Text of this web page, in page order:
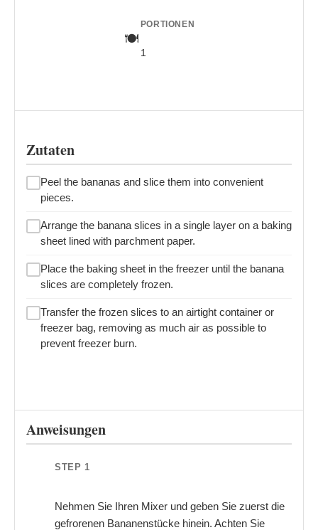
PORTIONEN
1
Zutaten
Peel the bananas and slice them into convenient
pieces.
Arrange the banana slices in a single layer on a baking
sheet lined with parchment paper.
Place the baking sheet in the freezer until the banana
slices are completely frozen.
Transfer the frozen slices to an airtight container or
freezer bag, removing as much air as possible to
prevent freezer burn.
Anweisungen
STEP 1
Nehmen Sie Ihren Mixer und geben Sie zuerst die
gefrorenen Bananenstücke hinein. Achten Sie